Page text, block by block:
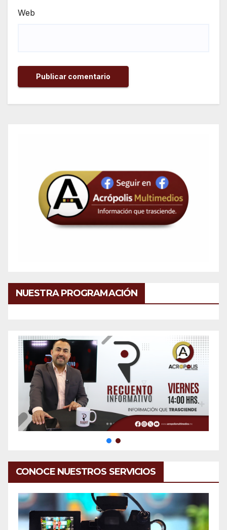
Web
NUESTRA PROGRAMACIÓN
CONOCE NUESTROS SERVICIOS